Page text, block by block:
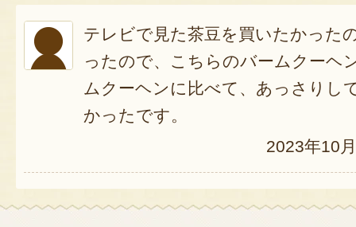
テレビで見た茶豆を買いたかった
ったので、こちらのバームクーヘ
ムクーヘンに比べて、あっさりし
かったです。
2023年10